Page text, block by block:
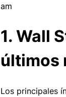
am
1. Wall
últimos
Los principales